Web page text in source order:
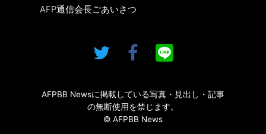
AFP通信会長ごあいさつ
AFPBB Newsに掲載している写真・見出し・記事
の無断使用を禁じます。
© AFPBB News